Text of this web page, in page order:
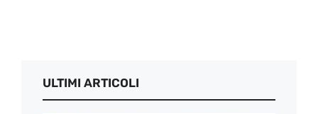
ULTIMI ARTICOLI